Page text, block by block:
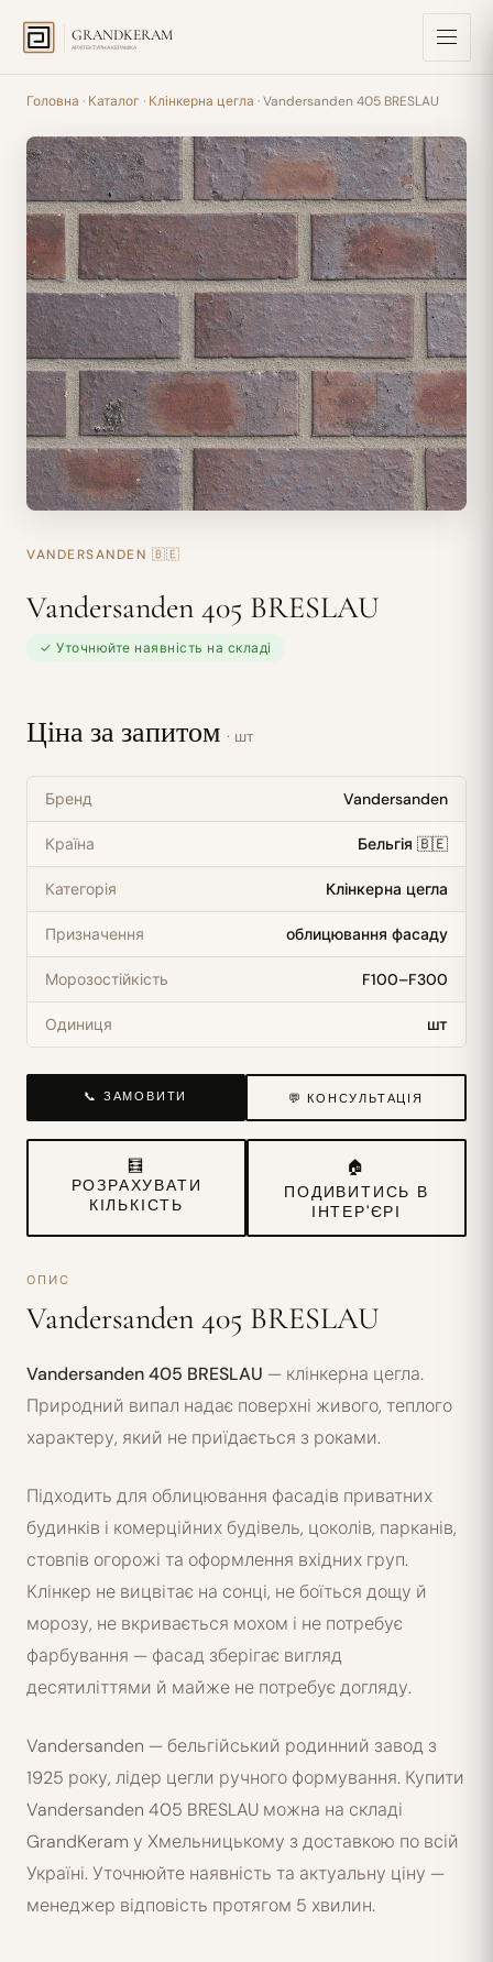
GRANDKERAM
АРХІТЕКТУРНА КЕРАМІКА
Головна · Каталог · Клінкерна цегла · Vandersanden 405 BRESLAU
VANDERSANDEN 🇧🇪
Vandersanden 405 BRESLAU
✓ Уточнюйте наявність на складі
Ціна за запитом · шт
Бренд Vandersanden
Країна Бельгія 🇧🇪
Категорія Клінкерна цегла
Призначення облицювання фасаду
Морозостійкість F100–F300
Одиниця шт
📞 ЗАМОВИТИ 💬 КОНСУЛЬТАЦІЯ
🧮
РОЗРАХУВАТИ
КІЛЬКІСТЬ
🏠
ПОДИВИТИСЬ В
ІНТЕР'ЄРІ
ОПИС
Vandersanden 405 BRESLAU
Vandersanden 405 BRESLAU — клінкерна цегла.
Природний випал надає поверхні живого, теплого
характеру, який не приїдається з роками.
Підходить для облицювання фасадів приватних
будинків і комерційних будівель, цоколів, парканів,
стовпів огорожі та оформлення вхідних груп.
Клінкер не вицвітає на сонці, не боїться дощу й
морозу, не вкривається мохом і не потребує
фарбування — фасад зберігає вигляд
десятиліттями й майже не потребує догляду.
Vandersanden — бельгійський родинний завод з
1925 року, лідер цегли ручного формування. Купити
Vandersanden 405 BRESLAU можна на складі
GrandKeram у Хмельницькому з доставкою по всій
Україні. Уточнюйте наявність та актуальну ціну —
менеджер відповість протягом 5 хвилин.